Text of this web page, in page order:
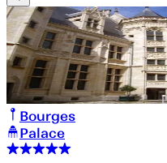
Bourges
Palace